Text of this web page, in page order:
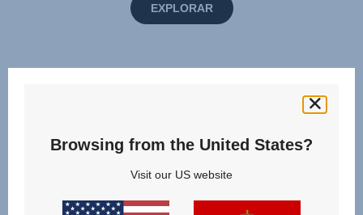
EXPLORAR
Browsing from the United States?
Visit our US website